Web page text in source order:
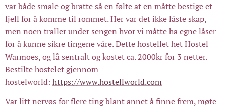
var både smale og bratte så en følte at en måtte bestige et
fjell for å komme til rommet. Her var det ikke låste skap,
men noen traller under sengen hvor vi måtte ha egne låser
for å kunne sikre tingene våre. Dette hostellet het Hostel
Warmoes, og lå sentralt og kostet ca. 2000kr for 3 netter.
Bestilte hostelet gjennom
hostelworld: https://www.hostellworld.com
Var litt nervøs for flere ting blant annet å finne frem, møte